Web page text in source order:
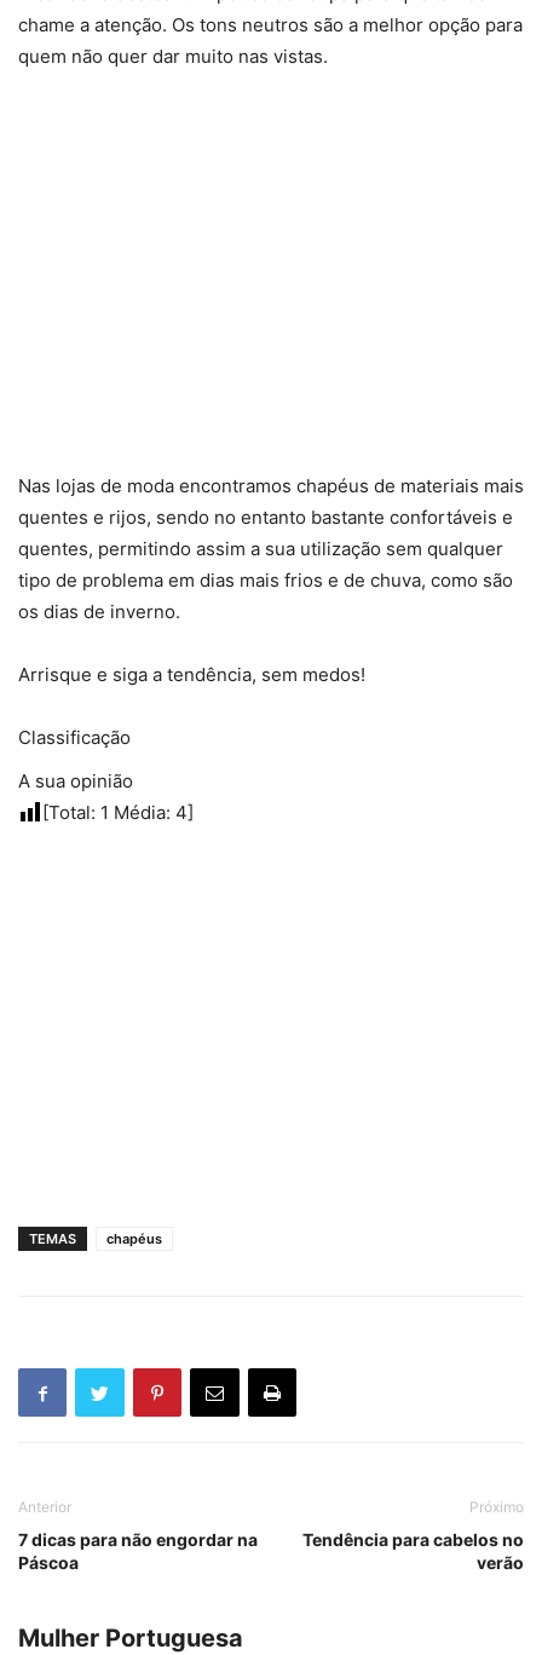
chame a atenção. Os tons neutros são a melhor opção para
quem não quer dar muito nas vistas.
Nas lojas de moda encontramos chapéus de materiais mais
quentes e rijos, sendo no entanto bastante confortáveis e
quentes, permitindo assim a sua utilização sem qualquer
tipo de problema em dias mais frios e de chuva, como são
os dias de inverno.
Arrisque e siga a tendência, sem medos!
Classificação
A sua opinião
[Total: 1 Média: 4]
TEMAS chapéus
Anterior
7 dicas para não engordar na
Páscoa
Próximo
Tendência para cabelos no
verão
Mulher Portuguesa